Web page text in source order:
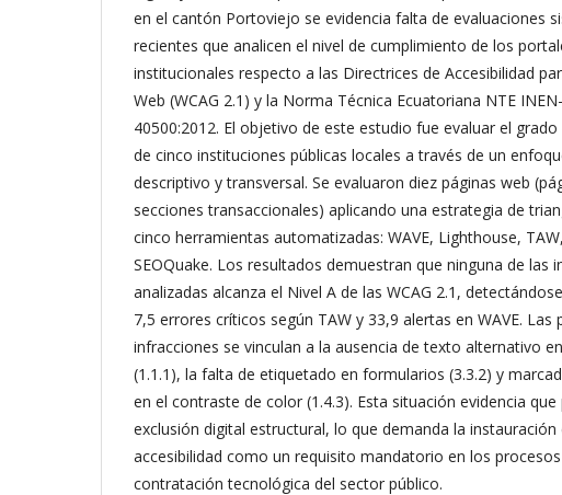
en el cantón Portoviejo se evidencia falta de evaluaciones
recientes que analicen el nivel de cumplimiento de los
institucionales respecto a las Directrices de Accesibilidad
Web (WCAG 2.1) y la Norma Técnica Ecuatoriana NTE
40500:2012. El objetivo de este estudio fue evaluar el grado
de cinco instituciones públicas locales a través de un
descriptivo y transversal. Se evaluaron diez páginas web
secciones transaccionales) aplicando una estrategia de
cinco herramientas automatizadas: WAVE, Lighthouse,
SEOQuake. Los resultados demuestran que ninguna de las
analizadas alcanza el Nivel A de las WCAG 2.1,
7,5 errores críticos según TAW y 33,9 alertas en WAVE. Las
infracciones se vinculan a la ausencia de texto alternativo
(1.1.1), la falta de etiquetado en formularios (3.3.2) y
en el contraste de color (1.4.3). Esta situación evidencia que
exclusión digital estructural, lo que demanda la instauración
accesibilidad como un requisito mandatorio en los
contratación tecnológica del sector público.